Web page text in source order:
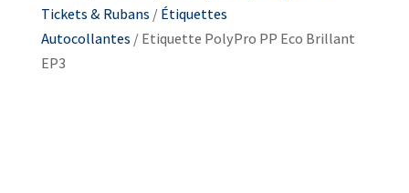
Tickets & Rubans /Étiquettes
Autocollantes / Etiquette PolyPro PP Eco Brillant
EP3